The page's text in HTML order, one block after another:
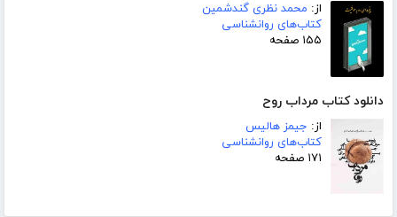
از: محمد نظری گندشمین
کتاب‌های روانشناسی
۱۵۵ صفحه
دانلود کتاب مرداب روح
از: جیمز هالیس
کتاب‌های روانشناسی
۱۷۱ صفحه